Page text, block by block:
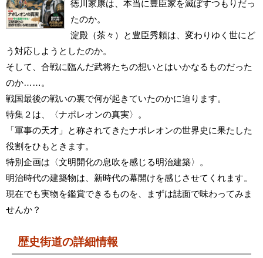
徳川家康は、本当に豊臣家を滅ぼすつもりだっ
たのか。
淀殿（茶々）と豊臣秀頼は、変わりゆく世にど
う対応しようとしたのか。
そして、合戦に臨んだ武将たちの想いとはいかなるものだった
のか……。
戦国最後の戦いの裏で何が起きていたのかに迫ります。
特集２は、〈ナポレオンの真実〉。
「軍事の天才」と称されてきたナポレオンの世界史に果たした
役割をひもときます。
特別企画は〈文明開化の息吹を感じる明治建築〉。
明治時代の建築物は、新時代の幕開けを感じさせてくれます。
現在でも実物を鑑賞できるものを、まずは誌面で味わってみま
せんか？
歴史街道の詳細情報